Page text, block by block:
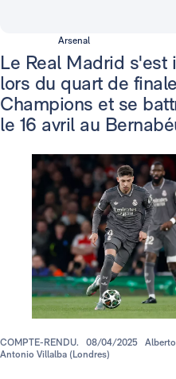
Arsenal
Le Real Madrid s'est
lors du quart de
Champions et se
le 16 avril au
COMPTE-RENDU. 08/04/2025
Antonio Villalba (Londres)